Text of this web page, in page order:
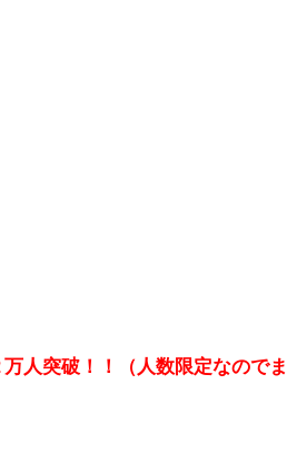
人突破！！（人数限定なので